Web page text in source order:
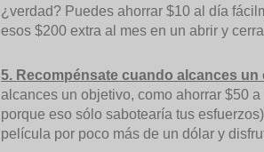
¿verdad? Puedes ahorrar $10 al día
esos $200 extra al mes en un abrir y
5. Recompénsate cuando alcances un
alcances un objetivo, como ahorrar $50
porque eso sólo sabotearía tus
película por poco más de un dólar y